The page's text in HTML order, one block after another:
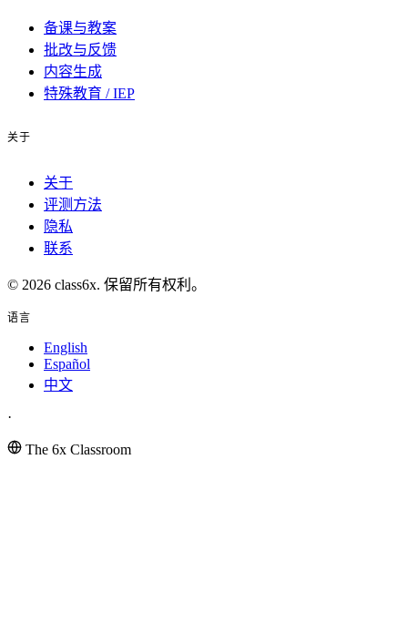
备课与教案
批改与反馈
内容生成
特殊教育 / IEP
关于
关于
评测方法
隐私
联系
© 2026 class6x. 保留所有权利。
语言
English
Español
中文
·
The 6x Classroom